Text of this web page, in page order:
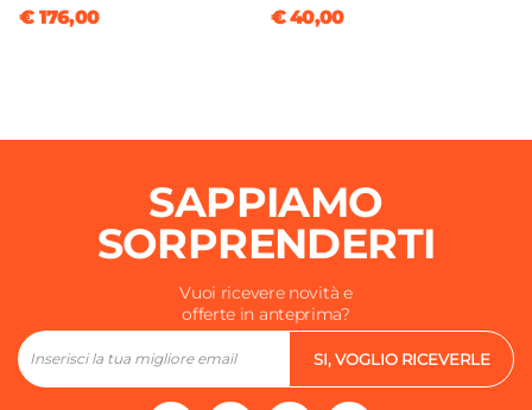
€ 176,00 € 40,00
SAPPIAMO
SORPRENDERTI
Vuoi ricevere novità e
offerte in anteprima?
SI, VOGLIO RICEVERLE